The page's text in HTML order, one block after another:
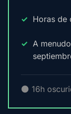
Horas de
A
🌑 16h